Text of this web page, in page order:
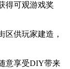
得可观游戏奖
区供玩家建造，
意享受DIY带来